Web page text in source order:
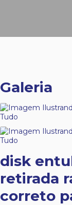
Galeria
disk
retirada
correto